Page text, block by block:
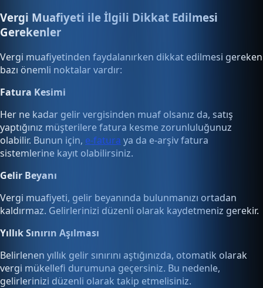
Vergi Muafiyeti ile İlgili Dikkat Edilmesi
Gerekenler
Vergi muafiyetinden faydalanırken dikkat edilmesi gereken
bazı önemli noktalar vardır:
Fatura Kesimi
Her ne kadar gelir vergisinden muaf olsanız da, satış
yaptığınız müşterilere fatura kesme zorunluluğunuz
olabilir. Bunun için, e-fatura ya da e-arşiv fatura
sistemlerine kayıt olabilirsiniz.
Gelir Beyanı
Vergi muafiyeti, gelir beyanında bulunmanızı ortadan
kaldırmaz. Gelirlerinizi düzenli olarak kaydetmeniz gerekir.
Yıllık Sınırın Aşılması
Belirlenen yıllık gelir sınırını aştığınızda, otomatik olarak
vergi mükellefi durumuna geçersiniz. Bu nedenle,
gelirlerinizi düzenli olarak takip etmelisiniz.